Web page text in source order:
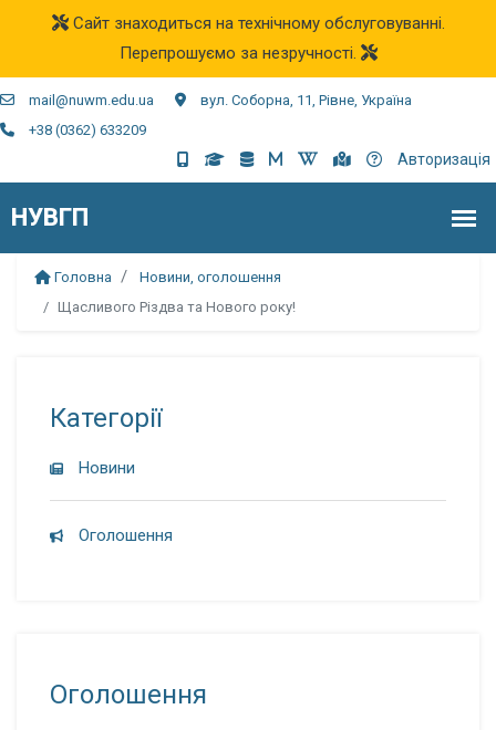
Сайт знаходиться на технічному обслуговуванні.
Перепрошуємо за незручності.
mail@nuwm.edu.ua
вул. Соборна, 11, Рівне, Україна
+38 (0362) 633209
Авторизація
Головна
Новини, оголошення
Щасливого Різдва та Нового року!
Категорії
Новини
Оголошення
Оголошення